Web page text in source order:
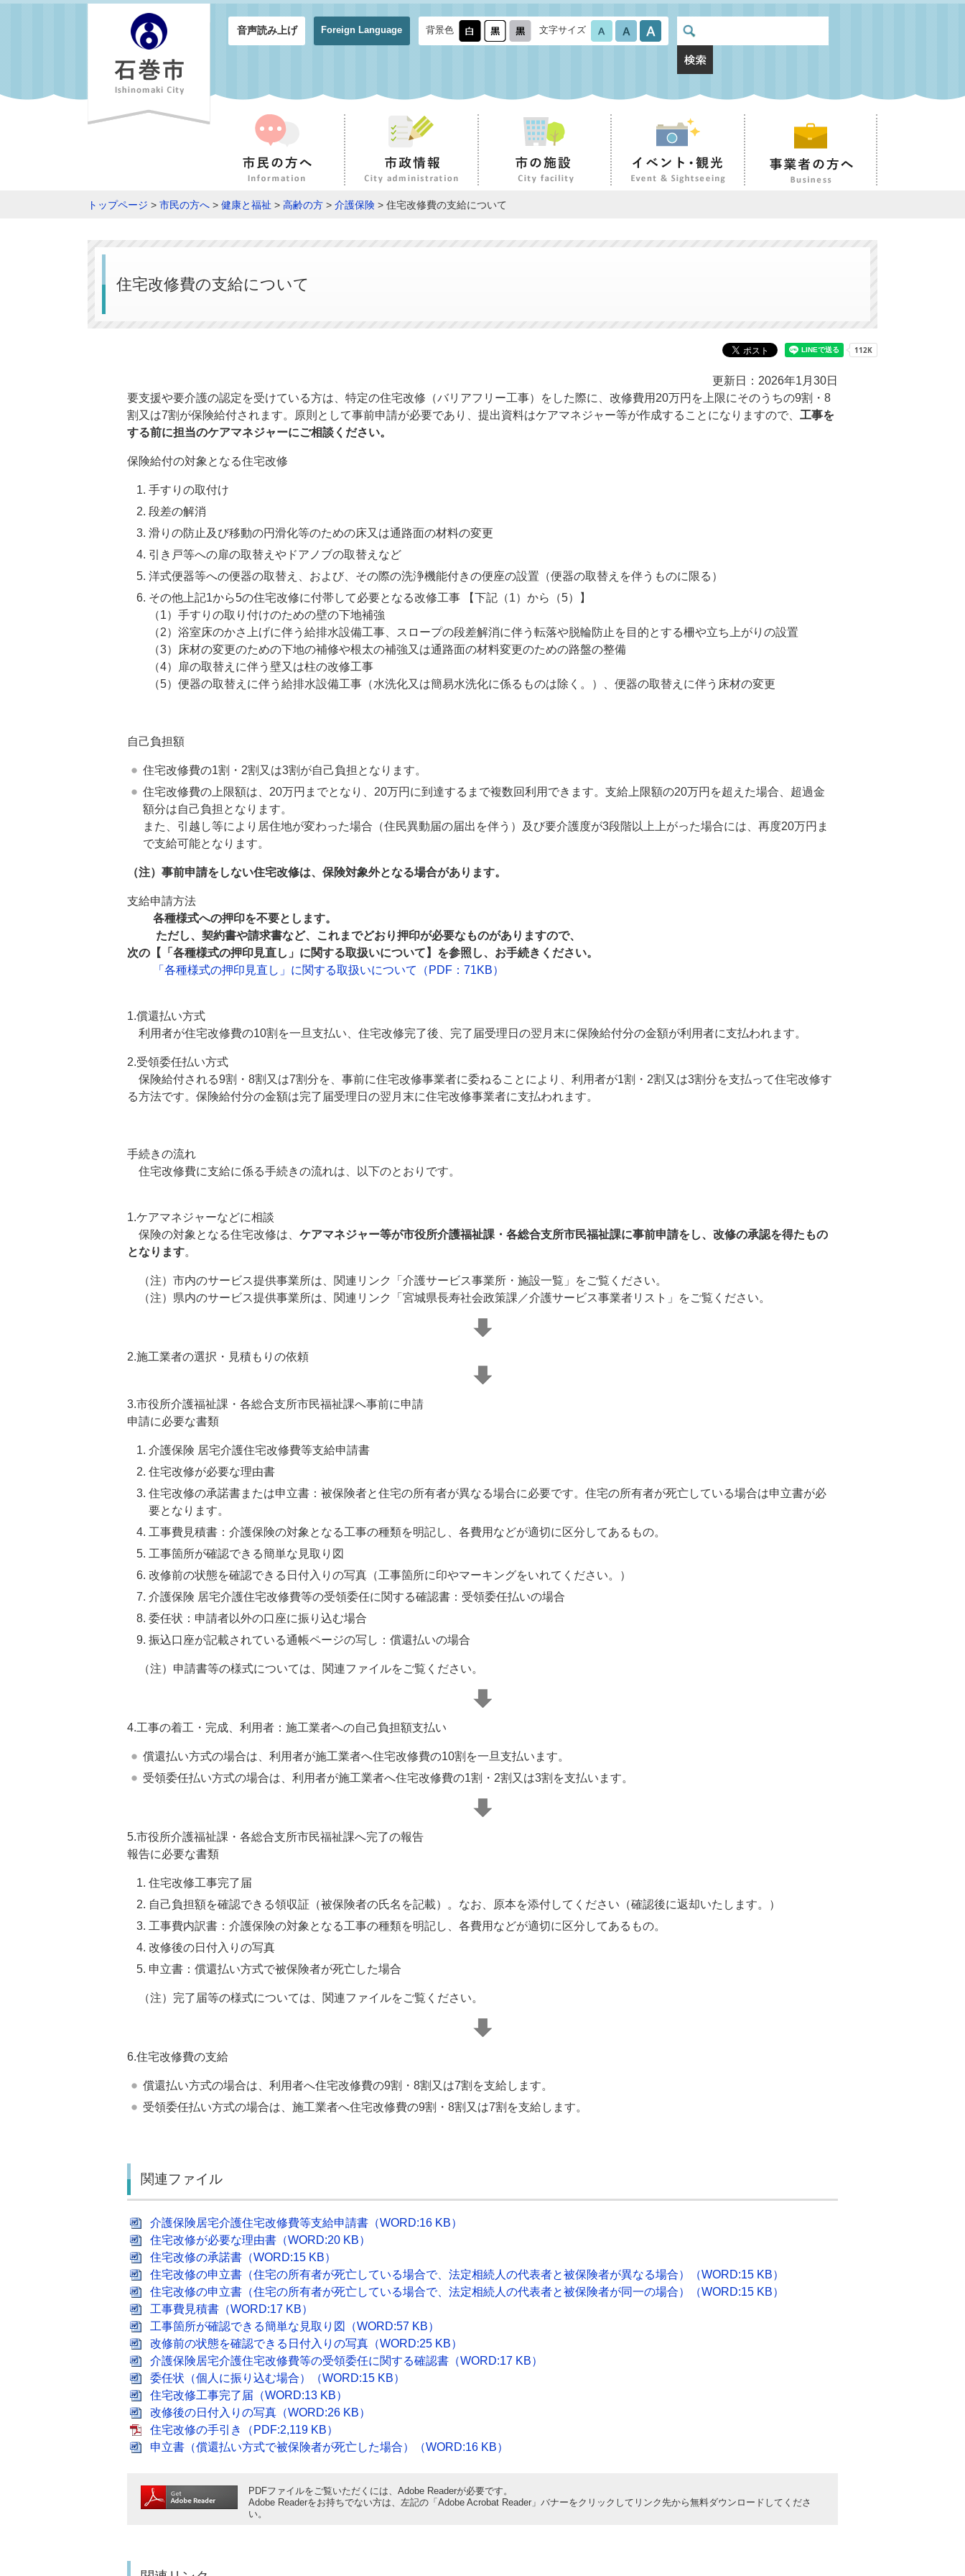
音声読み上げ Foreign Language 背景色 文字サイズ
トップページ > 市民の方へ > 健康と福祉 > 高齢の方 > 介護保険 > 住宅改修費の支給について
住宅改修費の支給について
更新日：2026年1月30日
要支援や要介護の認定を受けている方は、特定の住宅改修（バリアフリー工事）をした際に、改修費用20万円を上限にそのうちの9割・8
割又は7割が保険給付されます。原則として事前申請が必要であり、提出資料はケアマネジャー等が作成することになりますので、 工事を
する前に担当のケアマネジャーにご相談ください。
保険給付の対象となる住宅改修
手すりの取付け
段差の解消
滑りの防止及び移動の円滑化等のための床又は通路面の材料の変更
引き戸等への扉の取替えやドアノブの取替えなど
洋式便器等への便器の取替え、および、その際の洗浄機能付きの便座の設置（便器の取替えを伴うものに限る）
その他上記1から5の住宅改修に付帯して必要となる改修工事 【下記（1）から（5）】
（1）手すりの取り付けのための壁の下地補強
（2）浴室床のかさ上げに伴う給排水設備工事、スロープの段差解消に伴う転落や脱輪防止を目的とする柵や立ち上がりの設置
（3）床材の変更のための下地の補修や根太の補強又は通路面の材料変更のための路盤の整備
（4）扉の取替えに伴う壁又は柱の改修工事
（5）便器の取替えに伴う給排水設備工事（水洗化又は簡易水洗化に係るものは除く。）、便器の取替えに伴う床材の変更
自己負担額
住宅改修費の1割・2割又は3割が自己負担となります。
住宅改修費の上限額は、20万円までとなり、20万円に到達するまで複数回利用できます。支給上限額の20万円を超えた場合、超過金
額分は自己負担となります。
また、引越し等により居住地が変わった場合（住民異動届の届出を伴う）及び要介護度が3段階以上上がった場合には、再度20万円ま
で支給可能となります。
（注）事前申請をしない住宅改修は、保険対象外となる場合があります。
支給申請方法
各種様式への押印を不要とします。
ただし、契約書や請求書など、これまでどおり押印が必要なものがありますので、
次の【「各種様式の押印見直し」に関する取扱いについて】を参照し、お手続きください。
「各種様式の押印見直し」に関する取扱いについて（PDF：71KB）
1.償還払い方式
利用者が住宅改修費の10割を一旦支払い、住宅改修完了後、完了届受理日の翌月末に保険給付分の金額が利用者に支払われます。
2.受領委任払い方式
保険給付される9割・8割又は7割分を、事前に住宅改修事業者に委ねることにより、利用者が1割・2割又は3割分を支払って住宅改修す
る方法です。保険給付分の金額は完了届受理日の翌月末に住宅改修事業者に支払われます。
手続きの流れ
住宅改修費に支給に係る手続きの流れは、以下のとおりです。
1.ケアマネジャーなどに相談
保険の対象となる住宅改修は、 ケアマネジャー等が市役所介護福祉課・各総合支所市民福祉課に事前申請をし、改修の承認を得たもの
となります。
（注）市内のサービス提供事業所は、関連リンク「介護サービス事業所・施設一覧」をご覧ください。
（注）県内のサービス提供事業所は、関連リンク「宮城県長寿社会政策課／介護サービス事業者リスト」をご覧ください。
2.施工業者の選択・見積もりの依頼
3.市役所介護福祉課・各総合支所市民福祉課へ事前に申請
申請に必要な書類
介護保険 居宅介護住宅改修費等支給申請書
住宅改修が必要な理由書
住宅改修の承諾書または申立書：被保険者と住宅の所有者が異なる場合に必要です。住宅の所有者が死亡している場合は申立書が必
要となります。
工事費見積書：介護保険の対象となる工事の種類を明記し、各費用などが適切に区分してあるもの。
工事箇所が確認できる簡単な見取り図
改修前の状態を確認できる日付入りの写真（工事箇所に印やマーキングをいれてください。）
介護保険 居宅介護住宅改修費等の受領委任に関する確認書：受領委任払いの場合
委任状：申請者以外の口座に振り込む場合
振込口座が記載されている通帳ページの写し：償還払いの場合
（注）申請書等の様式については、関連ファイルをご覧ください。
4.工事の着工・完成、利用者：施工業者への自己負担額支払い
償還払い方式の場合は、利用者が施工業者へ住宅改修費の10割を一旦支払います。
受領委任払い方式の場合は、利用者が施工業者へ住宅改修費の1割・2割又は3割を支払います。
5.市役所介護福祉課・各総合支所市民福祉課へ完了の報告
報告に必要な書類
住宅改修工事完了届
自己負担額を確認できる領収証（被保険者の氏名を記載）。なお、原本を添付してください（確認後に返却いたします。）
工事費内訳書：介護保険の対象となる工事の種類を明記し、各費用などが適切に区分してあるもの。
改修後の日付入りの写真
申立書：償還払い方式で被保険者が死亡した場合
（注）完了届等の様式については、関連ファイルをご覧ください。
6.住宅改修費の支給
償還払い方式の場合は、利用者へ住宅改修費の9割・8割又は7割を支給します。
受領委任払い方式の場合は、施工業者へ住宅改修費の9割・8割又は7割を支給します。
関連ファイル
介護保険居宅介護住宅改修費等支給申請書（WORD:16 KB）
住宅改修が必要な理由書（WORD:20 KB）
住宅改修の承諾書（WORD:15 KB）
住宅改修の申立書（住宅の所有者が死亡している場合で、法定相続人の代表者と被保険者が異なる場合）（WORD:15 KB）
住宅改修の申立書（住宅の所有者が死亡している場合で、法定相続人の代表者と被保険者が同一の場合）（WORD:15 KB）
工事費見積書（WORD:17 KB）
工事箇所が確認できる簡単な見取り図（WORD:57 KB）
改修前の状態を確認できる日付入りの写真（WORD:25 KB）
介護保険居宅介護住宅改修費等の受領委任に関する確認書（WORD:17 KB）
委任状（個人に振り込む場合）（WORD:15 KB）
住宅改修工事完了届（WORD:13 KB）
改修後の日付入りの写真（WORD:26 KB）
住宅改修の手引き（PDF:2,119 KB）
申立書（償還払い方式で被保険者が死亡した場合）（WORD:16 KB）
PDFファイルをご覧いただくには、Adobe Readerが必要です。
Adobe Readerをお持ちでない方は、左記の「Adobe Acrobat Reader」バナーをクリックしてリンク先から無料ダウンロードしてくださ
い。